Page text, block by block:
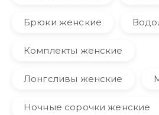
Брюки женские
Комплекты женские
Лонгсливы женские
Ночные сорочки женские